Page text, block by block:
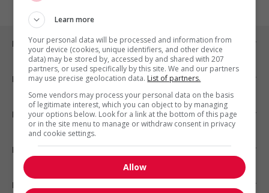
Emplois par ville
Emplois par secteur
Emplois par statut
Emplois par type
Nos suggestions
Learn more
Your personal data will be processed and information from
your device (cookies, unique identifiers, and other device
data) may be stored by, accessed by and shared with 207
partners, or used specifically by this site. We and our partners
may use precise geolocation data. List of partners.
Some vendors may process your personal data on the basis
of legitimate interest, which you can object to by managing
your options below. Look for a link at the bottom of this page
or in the site menu to manage or withdraw consent in privacy
and cookie settings.
Allow